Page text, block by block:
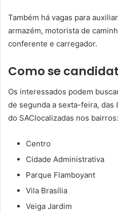
Também há vagas para
armazém, motorista de
conferente e carregador.
Como se
Os interessados podem
de segunda a sexta-feira, das
do SAClocalizadas nos bairros:
Centro
Cidade Administrativa
Parque Flamboyant
Vila Brasília
Veiga Jardim